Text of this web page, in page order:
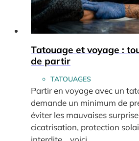
Tatouage et voyage :
de partir
TATOUAGES
Partir en voyage avec un
demande un minimum de
éviter les mauvaises
cicatrisation, protection